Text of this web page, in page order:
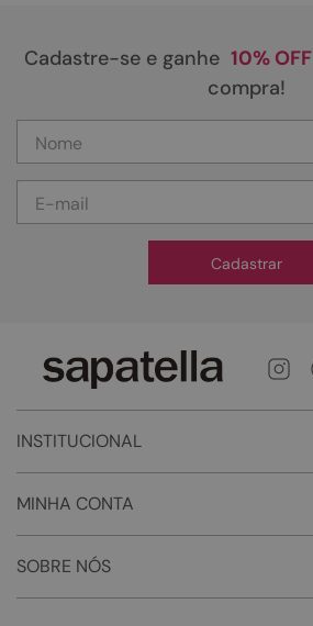
Cadastre-se e ganhe 10% OFF
compra!
Cadastrar
INSTITUCIONAL
MINHA CONTA
SOBRE NÓS